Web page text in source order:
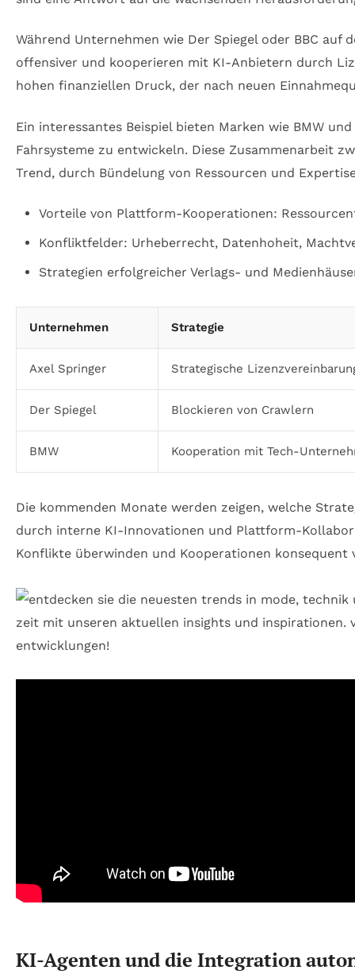
Während Unternehmen wie Der Spiegel oder BBC auf
offensiver und kooperieren mit KI-Anbietern durch
hohen finanziellen Druck, der nach neuen
Ein interessantes Beispiel bieten Marken wie BMW
Fahrsysteme zu entwickeln. Diese Zusammenarbeit
Trend, durch Bündelung von Ressourcen und
Vorteile von Plattform-Kooperationen:
Konfliktfelder: Urheberrecht, Datenhoheit,
Strategien erfolgreicher Verlags- und
Unternehmen Strategie
Axel Springer Strategische
Der Spiegel Blockieren von Crawlern
BMW Kooperation mit Tech-
Die kommenden Monate werden zeigen, welche
durch interne KI-Innovationen und Plattform-
Konflikte überwinden und Kooperationen konsequent
KI-Agenten und die Integration